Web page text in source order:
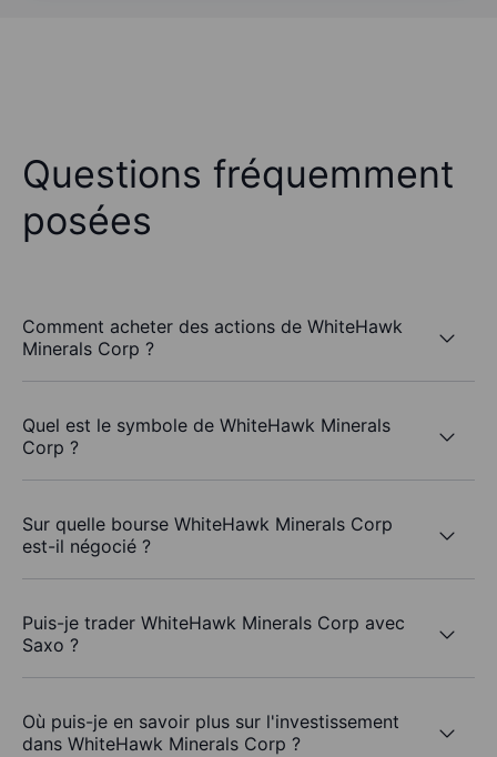
Questions fréquemment
posées
Comment acheter des actions de WhiteHawk
Minerals Corp ?
Quel est le symbole de WhiteHawk Minerals
Corp ?
Sur quelle bourse WhiteHawk Minerals Corp
est-il négocié ?
Puis-je trader WhiteHawk Minerals Corp avec
Saxo ?
Où puis-je en savoir plus sur l'investissement
dans WhiteHawk Minerals Corp ?